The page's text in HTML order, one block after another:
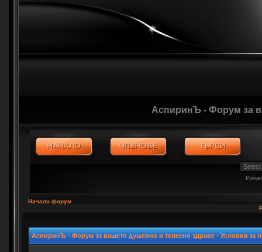
АспиринЪ - Форум за
Начало форум
АспиринЪ - Форум за вашето душевно и телесно здраве - Условия за